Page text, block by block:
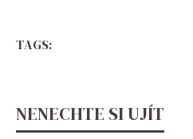
TAGS:
NENECHTE SI UJÍT